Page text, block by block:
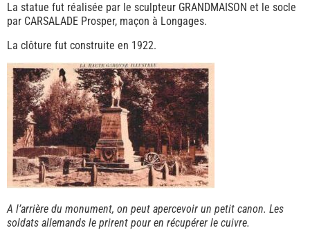
La statue fut réalisée par le sculpteur GRANDMAISON et le socle
par CARSALADE Prosper, maçon à Longages.
La clôture fut construite en 1922.
A l’arrière du monument, on peut apercevoir un petit canon. Les
soldats allemands le prirent pour en récupérer le cuivre.